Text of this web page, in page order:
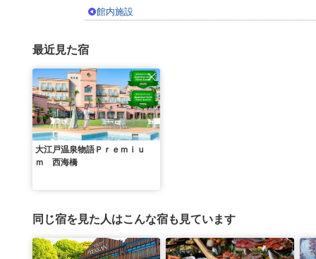
館内施設
最近見た宿
大江戸温泉物語Ｐｒｅｍｉｕ
ｍ 西海橋
同じ宿を見た人はこんな宿も見ています